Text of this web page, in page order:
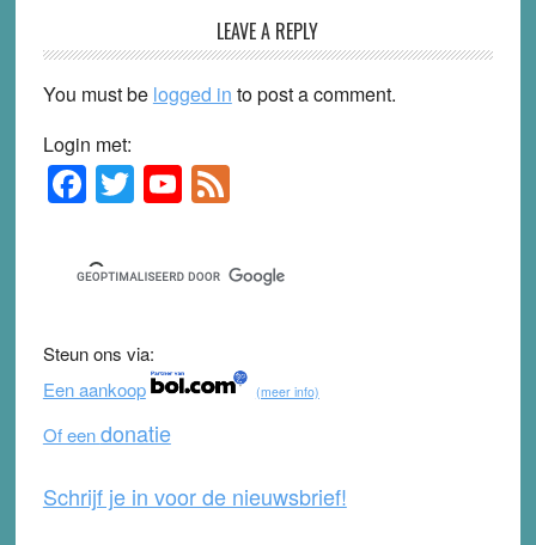
LEAVE A REPLY
You must be logged in to post a comment.
Login met:
Primary
Sidebar
F
a
c
e
b
o
o
k
T
wi
tt
er
Y
o
u
T
b
e
F
e
d
Steun ons via:
Een aankoop
(meer info)
Of eendonatie
Schrijf je in voor de nieuwsbrief!